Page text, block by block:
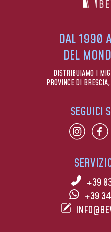
DAL 1990
DEL
DISTRIBUIAMO I
PROVINCE DI
+39
+39
SEGUICI